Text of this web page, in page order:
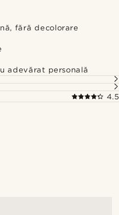
fără decolorare
adevărat personală
4.5